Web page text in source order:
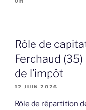
Rôle de
Ferchaud
de l’impôt
12 JUIN 2026
Rôle de répartition